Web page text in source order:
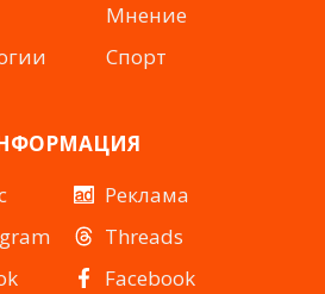
Мнение
Спорт
Реклама
Threads
Facebook